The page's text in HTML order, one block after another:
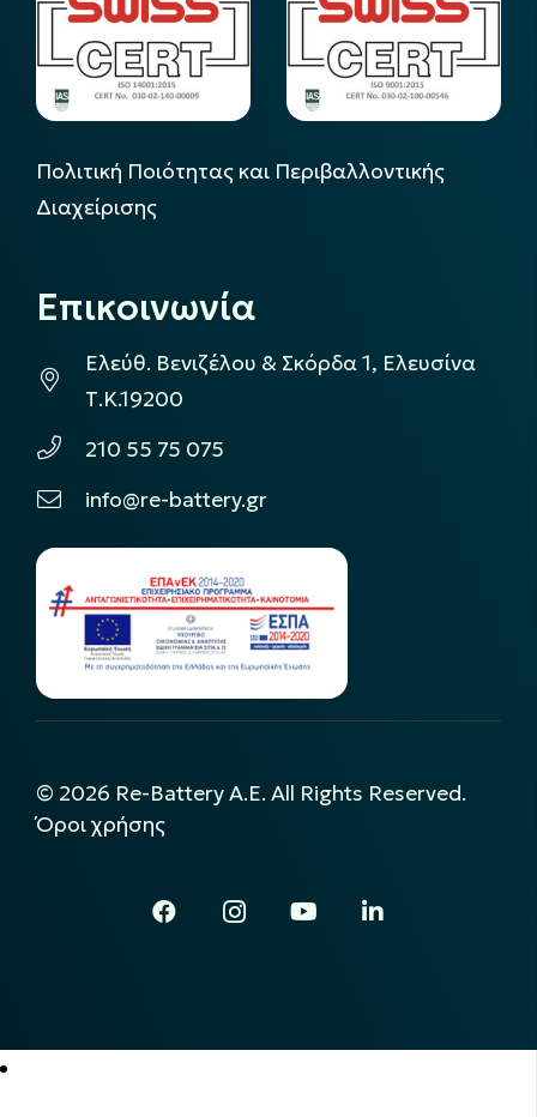
Πολιτική Ποιότητας και Περιβαλλοντικής
Διαχείρισης
Επικοινωνία
Ελεύθ. Βενιζέλου & Σκόρδα 1, Ελευσίνα
Τ.Κ.19200
210 55 75 075
info@re-battery.gr
© 2026 Re-Battery A.E. All Rights Reserved.
Όροι χρήσης